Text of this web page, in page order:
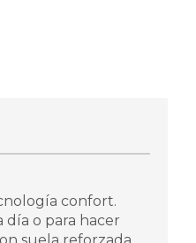
confort.
día o para hacer
suela reforzada.